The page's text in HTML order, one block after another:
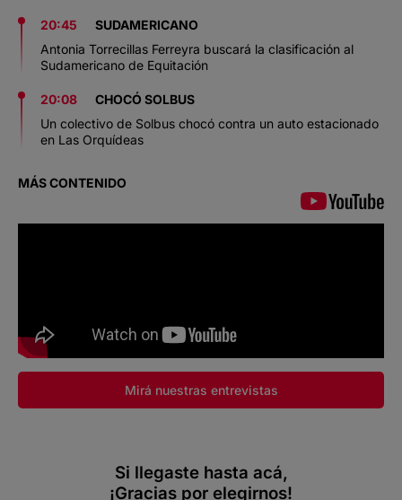
20:45
SUDAMERICANO
Antonia Torrecillas Ferreyra buscará la clasificación al
Sudamericano de Equitación
20:08
CHOCÓ SOLBUS
Un colectivo de Solbus chocó contra un auto estacionado
en Las Orquídeas
MÁS CONTENIDO
Mirá nuestras entrevistas
Si llegaste hasta acá,
¡Gracias por elegirnos!